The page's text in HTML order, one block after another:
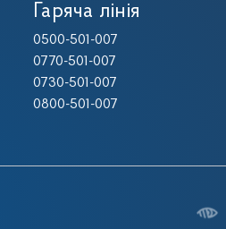
Гаряча лінія
0500-501-007
0770-501-007
0730-501-007
0800-501-007